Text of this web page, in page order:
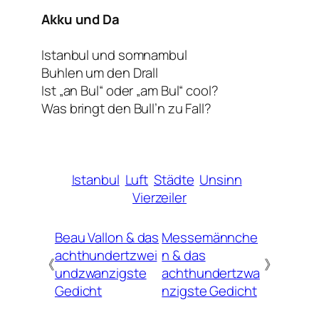
Akku und Da
Istanbul und somnambul
Buhlen um den Drall
Ist „an Bul“ oder „am Bul“ cool?
Was bringt den Bull’n zu Fall?
Istanbul Luft Städte Unsinn
Vierzeiler
《
Beau Vallon & das
achthundertzwei
undzwanzigste
Gedicht
Messemännche
n & das
achthundertzwa
nzigste Gedicht
》